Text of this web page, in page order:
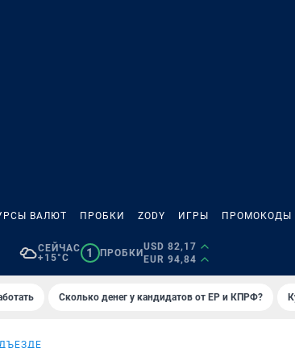
ВАЛЮТ ПРОБКИ ZODY ИГРЫ ПРОМОКОДЫ
СЕЙЧАС
+15°C
1 ПРОБКИ
USD 82,17
EUR 94,84
Сколько денег у кандидатов от ЕР и КПРФ?